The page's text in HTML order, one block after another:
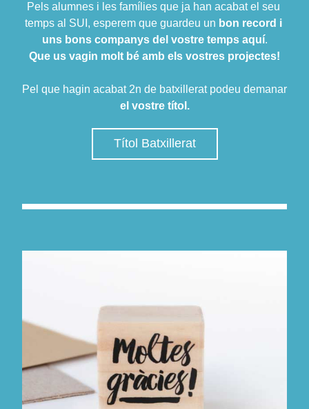
Pels alumnes i les famílies que ja han acabat el seu
temps al SUI, esperem que guardeu un bon record i
uns bons companys del vostre temps aquí.
Que us vagin molt bé amb els vostres projectes!
el vostre títol.
Títol Batxillerat